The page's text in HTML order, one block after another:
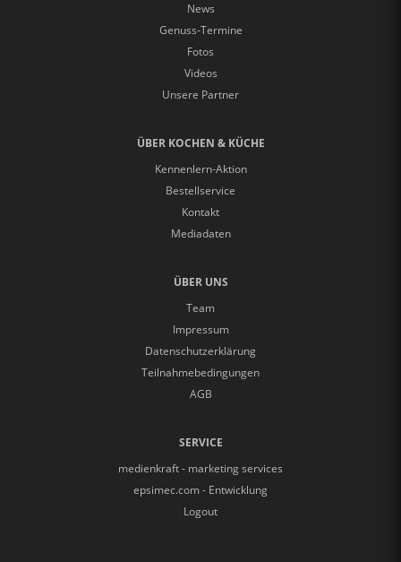
News
Genuss-Termine
Fotos
Videos
Unsere Partner
ÜBER KOCHEN & KÜCHE
Kennenlern-Aktion
Bestellservice
Kontakt
Mediadaten
ÜBER UNS
Team
Impressum
Datenschutzerklärung
Teilnahmebedingungen
AGB
SERVICE
medienkraft - marketing services
epsimec.com - Entwicklung
Logout